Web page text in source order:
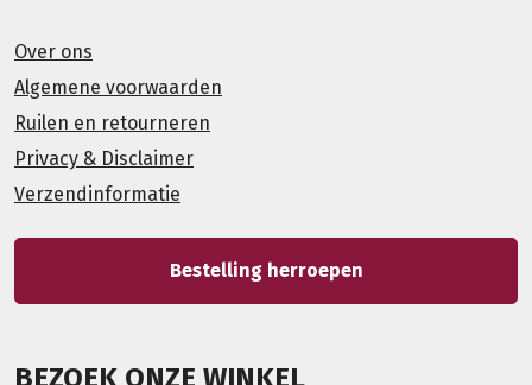
Over ons
Algemene voorwaarden
Ruilen en retourneren
Privacy & Disclaimer
Verzendinformatie
Bestelling herroepen
BEZOEK ONZE WINKEL